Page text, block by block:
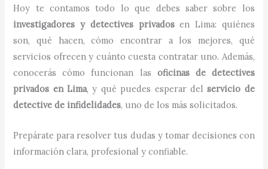
Hoy te contamos todo lo que debes saber sobre los
investigadores y detectives privadosen Lima: quiénes
son, qué hacen, cómo encontrar a los mejores, qué
servicios ofrecen y cuánto cuesta contratar uno. Además,
conocerás cómo funcionan las oficinas de detectives
privados en Lima, y qué puedes esperar delservicio de
detective de infidelidades, uno de los más solicitados.
Prepárate para resolver tus dudas y tomar decisiones con
información clara, profesional y confiable.